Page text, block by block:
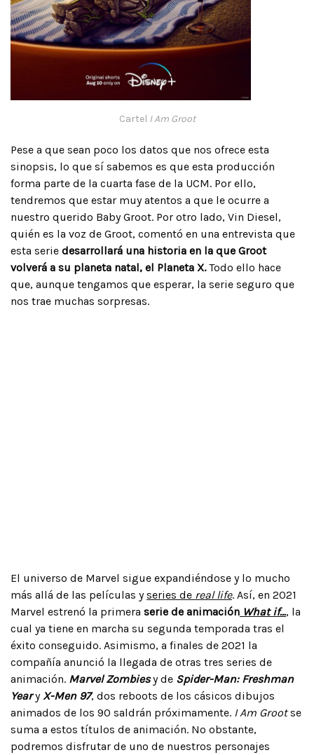
Cartel I Am Groot
Pese a que sean poco los datos que nos ofrece esta
sinopsis, lo que sí sabemos es que esta producción
forma parte de la cuarta fase de la UCM. Por ello,
tendremos que estar muy atentos a que le ocurre a
nuestro querido Baby Groot. Por otro lado, Vin Diesel,
quién es la voz de Groot, comentó en una entrevista que
esta serie desarrollará una historia en la que Groot
volverá a su planeta natal, el Planeta X.Todo ello hace
que, aunque tengamos que esperar, la serie seguro que
nos trae muchas sorpresas.
El universo de Marvel sigue expandiéndose y lo mucho
más allá de las películas yseries de real life. Así, en 2021
Marvel estrenó la primera serie de animación What if…, la
cual ya tiene en marcha su segunda temporada tras el
éxito conseguido. Asimismo, a finales de 2021 la
compañía anunció la llegada de otras tres series de
animación. Marvel Zombiesy de Spider-Man: Freshman
Yeary X-Men 97, dos reboots de los cásicos dibujos
animados de los 90 saldrán próximamente. I Am Grootse
suma a estos títulos de animación. No obstante,
podremos disfrutar de uno de nuestros personajes